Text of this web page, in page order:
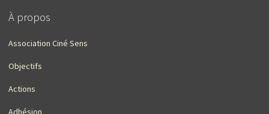
À propos
Association Ciné Sens
Objectifs
Actions
Adhésion